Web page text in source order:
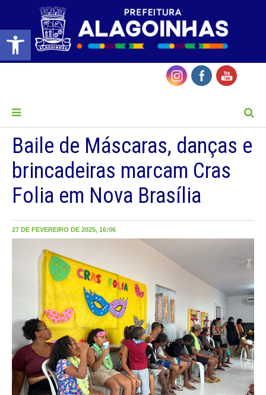
Barra de Ferramentas Aberta
Baile de Máscaras, danças e
brincadeiras marcam Cras
Folia em Nova Brasília
27 DE FEVEREIRO DE 2025, 16:06